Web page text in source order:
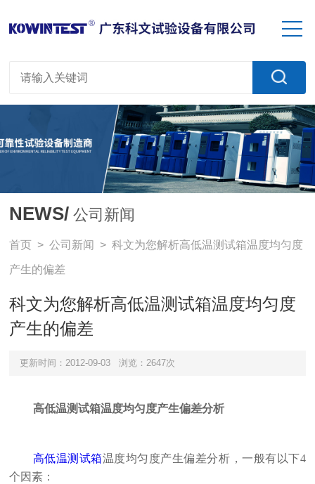
NEWS/ 公司新闻
首页 >公司新闻 > 科文为您解析高低温测试箱温度均匀度
产生的偏差
科文为您解析高低温测试箱温度均匀度
产生的偏差
更新时间：2012-09-03 浏览：2647次
高低温测试箱温度均匀度产生偏差分析
高低温测试箱温度均匀度产生偏差分析，一般有以下4
个因素：